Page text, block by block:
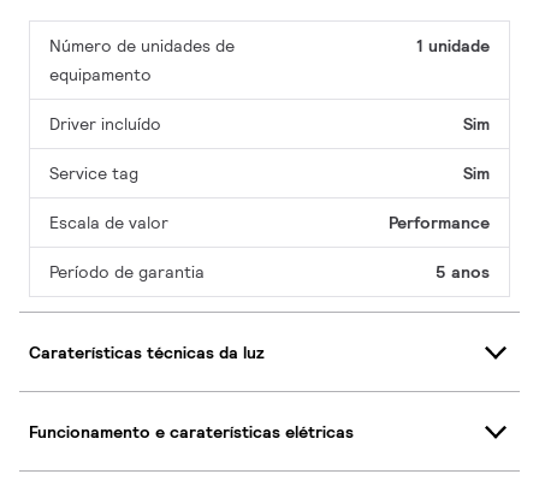
Número de unidades de
equipamento
1 unidade
Driver incluído Sim
Service tag Sim
Escala de valor Performance
Período de garantia 5 anos
Caraterísticas técnicas da luz
Funcionamento e caraterísticas elétricas